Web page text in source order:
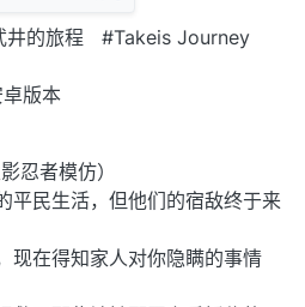
井的旅程 #Takeis Journey
卓版本
忍者模仿）
平民生活，但他们的宿敌终于来
现在得知家人对你隐瞒的事情